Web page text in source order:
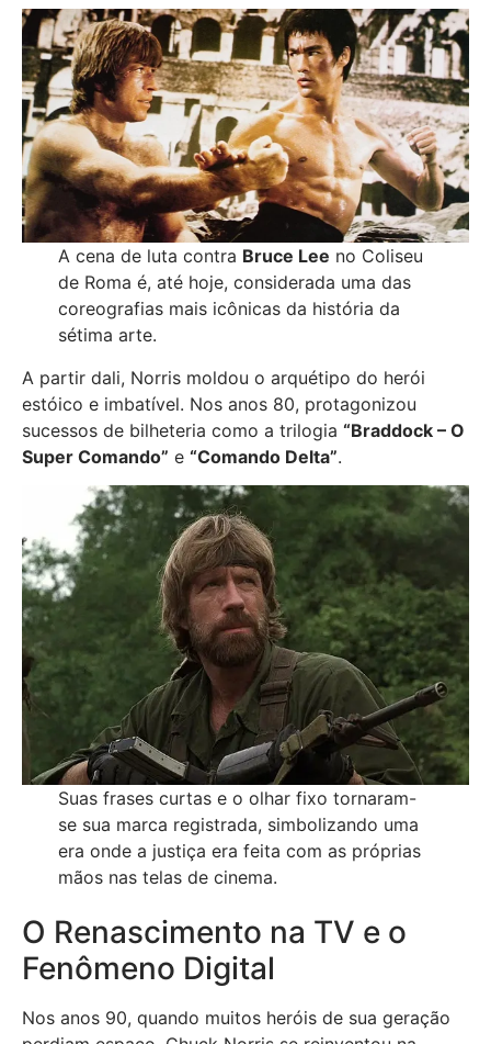
A cena de luta contra Bruce Lee no Coliseu
de Roma é, até hoje, considerada uma das
coreografias mais icônicas da história da
sétima arte.
A partir dali, Norris moldou o arquétipo do herói
estóico e imbatível. Nos anos 80, protagonizou
sucessos de bilheteria como a trilogia “Braddock – O
Super Comando” e “Comando Delta”.
Suas frases curtas e o olhar fixo tornaram-
se sua marca registrada, simbolizando uma
era onde a justiça era feita com as próprias
mãos nas telas de cinema.
O Renascimento na TV e o
Fenômeno Digital
Nos anos 90, quando muitos heróis de sua geração